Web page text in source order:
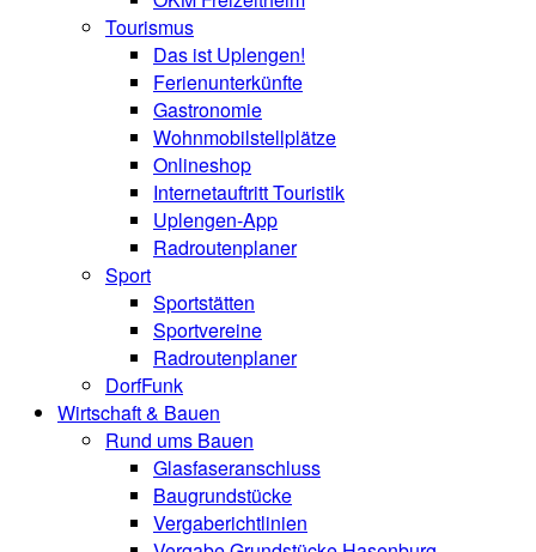
Tourismus
Das ist Uplengen!
Ferienunterkünfte
Gastronomie
Wohnmobilstellplätze
Onlineshop
Internetauftritt Touristik
Uplengen-App
Radroutenplaner
Sport
Sportstätten
Sportvereine
Radroutenplaner
DorfFunk
Wirtschaft & Bauen
Rund ums Bauen
Glasfaseranschluss
Baugrundstücke
Vergaberichtlinien